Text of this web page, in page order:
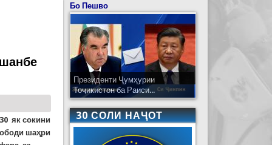
як сокини
шаҳри
Бо Пешво
Президенти Ҷумҳурии
Тоҷикистон ба Раиси...
30 СОЛИ НАҶОТ